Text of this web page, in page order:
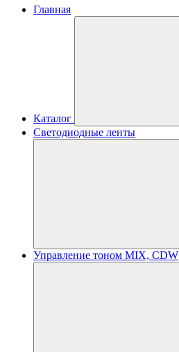
Главная
Каталог
Светодиодные ленты
Управление тоном MIX, CDW